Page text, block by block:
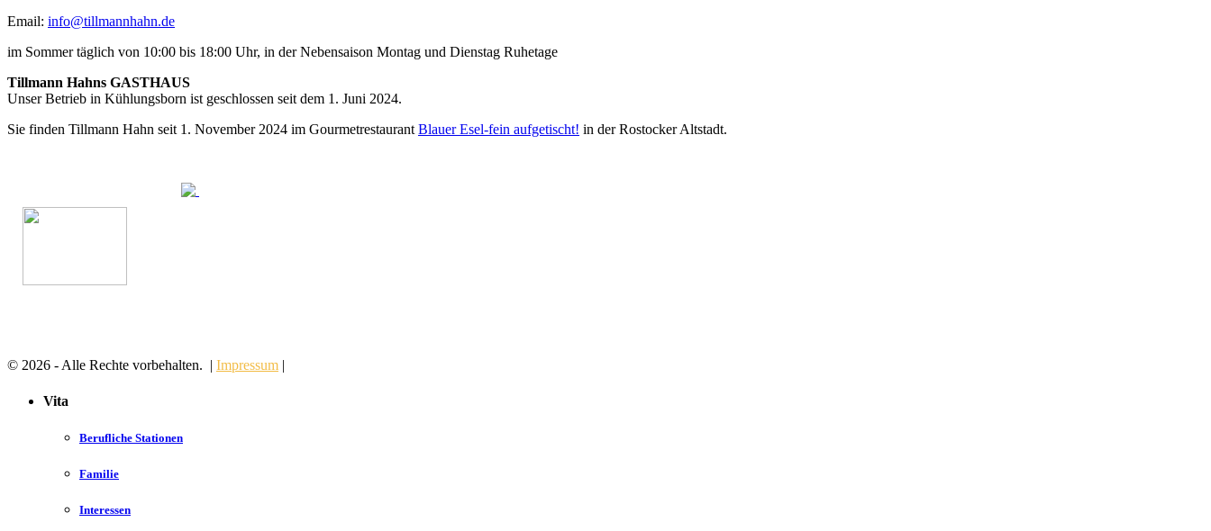
Austausch führt zur Inspiration. Neues
Email: info@tillmannhahn.de
im Sommer täglich von 10:00 bis 18:00 Uhr, in der Nebensaison Montag und Dienstag Ruhetage
Tillmann Hahns GASTHAUS
Unser Betrieb in Kühlungsborn ist geschlossen seit dem 1. Juni 2024.
Sie finden Tillmann Hahn seit 1. November 2024 im Gourmetrestaurant Blauer Esel-fein aufgetischt! in der Rostocker Altstadt.
© 2026 - Alle Rechte vorbehalten. | Impressum |
Vita
Berufliche Stationen
Familie
Interessen